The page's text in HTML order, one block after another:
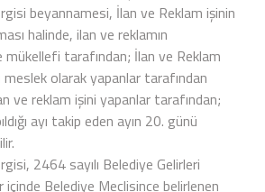
beyannamesi, İlan ve Reklam işinin
halinde, ilan ve reklamın
mükellefi tarafından; İlan ve Reklam
meslek olarak yapanlar tarafından
ve reklam işini yapanlar tarafından;
ayı takip eden ayın 20. günü
2464 sayılı Belediye Gelirleri
içinde Belediye Meclisince belirlenen